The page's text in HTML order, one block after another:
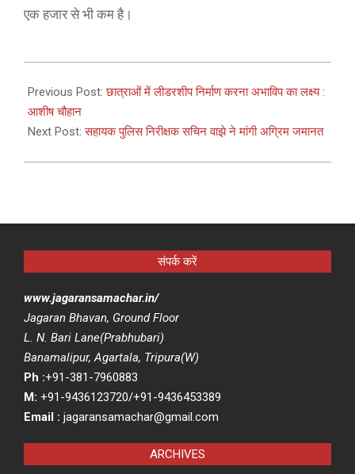
एक हजार से भी कम है।
03-
13
Previous Post:छात्राओं में लीडरशीप निर्माण करना अभाविप का लक्ष्य :
आशीष चौहान
Next Post:सहायक पुलिस निरीक्षक सचिन वाझे ने मांगी अग्रिम जमानत
संपर्क करें
www.jagaransamachar.in/
Jagaran Bhavan, Ground Floor
L. N. Bari Lane(Prabhubari)
Banamalipur, Agartala, Tripura(W)
Ph :+91-381-7960883
M: +91-9436123720/+91-9436453389
Email : jagaransamachar@gmail.com
ARCHIVES